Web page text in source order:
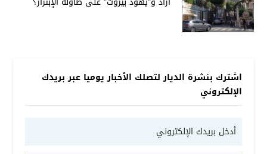
اشترك بنشرة الديار لتصلك الأخبار يوميا عبر بريدك
الإلكتروني